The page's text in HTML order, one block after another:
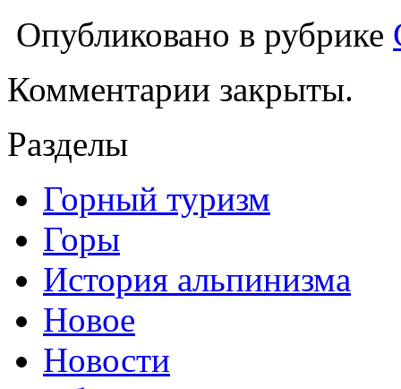
Опубликовано в рубрике
Комментарии закрыты.
Разделы
Горный туризм
Горы
История альпинизма
Новое
Новости